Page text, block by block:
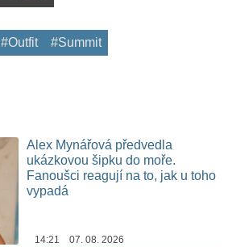
#Outfit #Summit
Alex Mynářová předvedla
ukázkovou šipku do moře.
Fanoušci reagují na to, jak u toho
vypadá
14:21 07. 08. 2026